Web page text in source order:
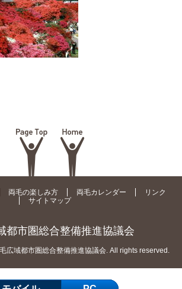
両毛の楽しみ方 両毛カレンダー
リンク
サイトマップ
都市圏総合整備推進協議会
広域都市圏総合整備推進協議会. All rights reserved.